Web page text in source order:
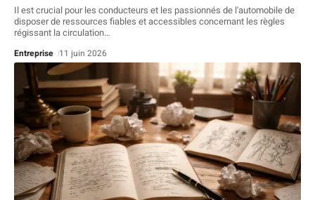
Il est crucial pour les conducteurs et les passionnés de l'automobile de
disposer de ressources fiables et accessibles concernant les règles
régissant la circulation…
Entreprise 11 juin 2026